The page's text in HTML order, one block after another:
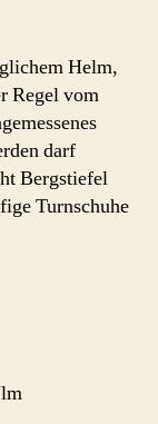
Helm,
Regel vom
darf
Bergstiefel
Turnschuhe